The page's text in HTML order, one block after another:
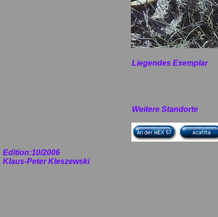
Edition:10/2006
Klaus-Peter Kleszewski
Liegendes Exemplar
Weitere Standorte